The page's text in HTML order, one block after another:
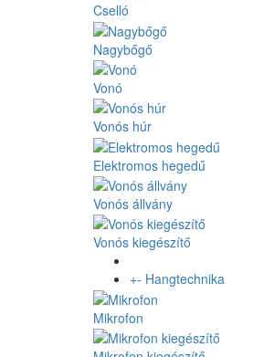
Cselló
Nagybőgő
Vonó
Vonós húr
Elektromos hegedű
Vonós állvány
Vonós kiegészítő
+- Hangtechnika
Mikrofon